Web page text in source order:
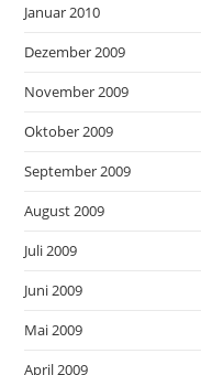
Januar 2010
Dezember 2009
November 2009
Oktober 2009
September 2009
August 2009
Juli 2009
Juni 2009
Mai 2009
April 2009